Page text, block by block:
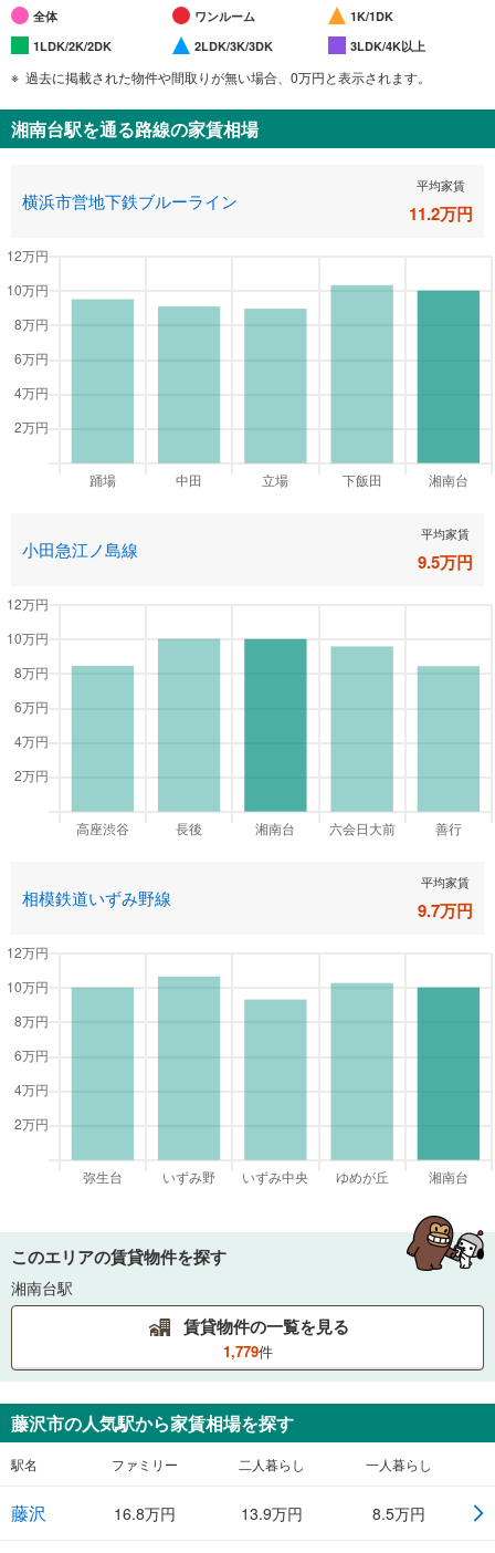
全体 ワンルーム
1K/1DK
1LDK/2K/2DK
2LDK/3K/3DK 3LDK/4K以上
過去に掲載された物件や間取りが無い場合、0万円と表示されます。
湘南台駅を通る路線の家賃相場
横浜市営地下鉄ブルーライン
平均家賃
11.2万円
小田急江ノ島線
平均家賃
9.5万円
相模鉄道いずみ野線
平均家賃
9.7万円
このエリアの賃貸物件を探す
湘南台駅
賃貸物件の一覧を見る
1,779件
藤沢市の人気駅から家賃相場を探す
駅名 ファミリー 二人暮らし 一人暮らし
藤沢 16.8万円 13.9万円 8.5万円